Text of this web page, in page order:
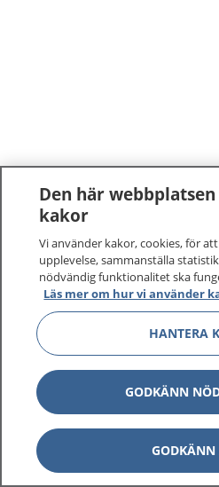
Den här
kakor
Vi använder kakor, cookies, för
upplevelse, sammanställa
nödvändig funktionalitet ska
Läs mer om hur vi använder
HANTERA
GODKÄNN